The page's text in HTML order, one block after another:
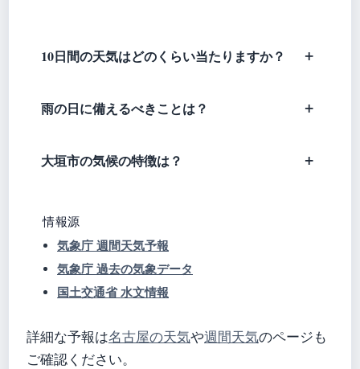
10日間の天気はどのくらい当たりますか？
雨の日に備えるべきことは？
大垣市の気候の特徴は？
情報源
気象庁 週間天気予報
気象庁 過去の気象データ
国土交通省 水文情報
詳細な予報は名古屋の天気や週間天気のページも
ご確認ください。